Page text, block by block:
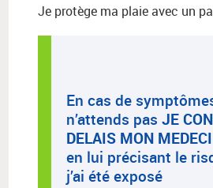
Je protège ma plaie avec un
En cas de
n’attends pas JE
DELAIS MON
en lui précisant le
j’ai été exposé